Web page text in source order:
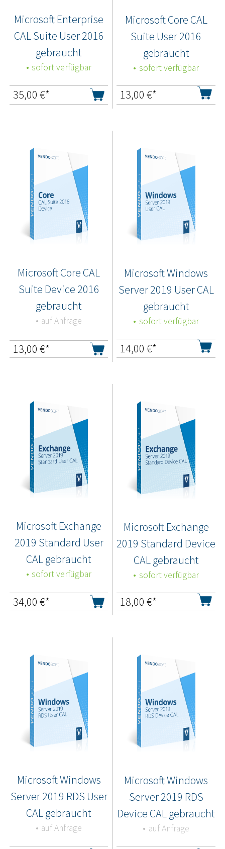
Microsoft Enterprise
CAL Suite User 2016
gebraucht
sofort verfügbar
35,00 €*
Microsoft Core CAL
Suite User 2016
gebraucht
sofort verfügbar
13,00 €*
Microsoft Core CAL
Suite Device 2016
gebraucht
auf Anfrage
13,00 €*
Microsoft Windows
Server 2019 User CAL
gebraucht
sofort verfügbar
14,00 €*
Microsoft Exchange
2019 Standard User
CAL gebraucht
sofort verfügbar
34,00 €*
Microsoft Exchange
2019 Standard Device
CAL gebraucht
sofort verfügbar
18,00 €*
Microsoft Windows
Server 2019 RDS User
CAL gebraucht
auf Anfrage
Microsoft Windows
Server 2019 RDS
Device CAL gebraucht
auf Anfrage